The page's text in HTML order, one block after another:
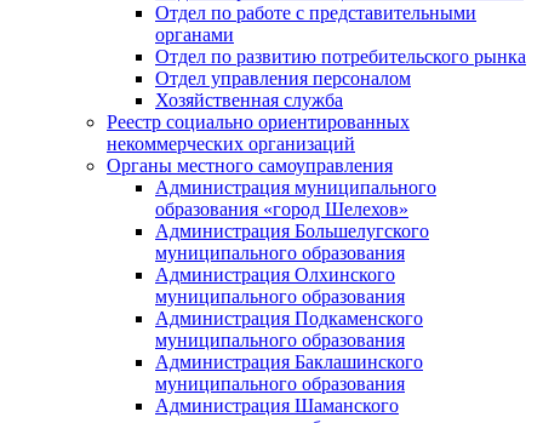
Отдел по работе с представительными
органами
Отдел по развитию потребительского рынка
Отдел управления персоналом
Хозяйственная служба
Реестр социально ориентированных
некоммерческих организаций
Органы местного самоуправления
Администрация муниципального
образования «город Шелехов»
Администрация Большелугского
муниципального образования
Администрация Олхинского
муниципального образования
Администрация Подкаменского
муниципального образования
Администрация Баклашинского
муниципального образования
Администрация Шаманского